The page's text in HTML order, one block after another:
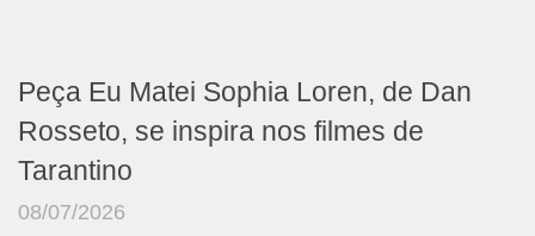
Peça Eu Matei Sophia Loren, de Dan
Rosseto, se inspira nos filmes de
Tarantino
08/07/2026